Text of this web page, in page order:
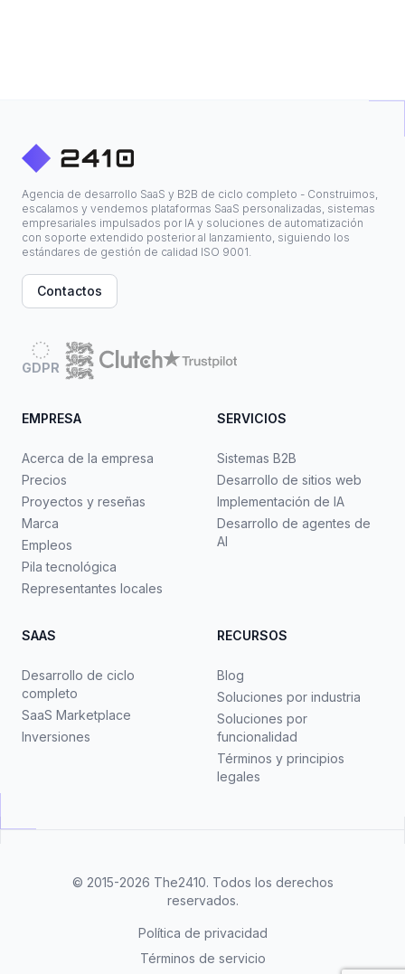
Agencia de desarrollo SaaS y B2B de ciclo completo - Construimos,
escalamos y vendemos plataformas SaaS personalizadas, sistemas
empresariales impulsados por IA y soluciones de automatización
con soporte extendido posterior al lanzamiento, siguiendo los
estándares de gestión de calidad ISO 9001.
Contactos
GDPR
EMPRESA
Acerca de la empresa
Precios
Proyectos y reseñas
Marca
Empleos
Pila tecnológica
Representantes locales
SERVICIOS
Sistemas B2B
Desarrollo de sitios web
Implementación de IA
Desarrollo de agentes de
AI
SAAS
Desarrollo de ciclo
completo
SaaS Marketplace
Inversiones
RECURSOS
Blog
Soluciones por industria
Soluciones por
funcionalidad
Términos y principios
legales
© 2015-2026 The2410. Todos los derechos
reservados.
Política de privacidad
Términos de servicio